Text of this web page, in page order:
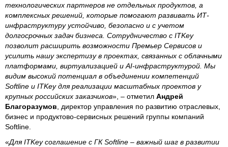
технологических партнеров не отдельных продуктов, а
комплексных решений, которые помогают развивать ИТ-
инфраструктуру устойчиво, безопасно и с учетом
долгосрочных задач бизнеса. Сотрудничество с ITKey
позволит расширить возможности Премьер Сервисов и
усилить нашу экспертизу в проектах, связанных с облачными
платформами, виртуализацией и AI-инфраструктурой. Мы
видим высокий потенциал в объединении компетенций
Softline и ITKey для реализации масштабных проектов у
крупных российских заказчиков», – отметил Андрей
Благоразумов , директор управления по развитию отраслевых,
бизнес и продуктово-сервисных решений группы компаний
Softline.
«Для ITKey соглашение с ГК Softline – важный шаг в развитии